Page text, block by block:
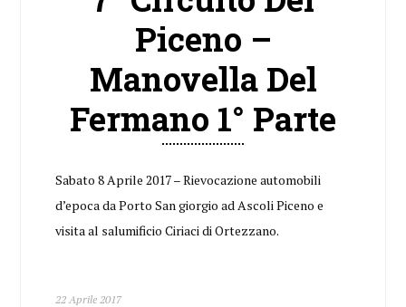
Piceno –
Manovella Del
Fermano 1° Parte
Sabato 8 Aprile 2017 – Rievocazione automobili
d’epoca da Porto San giorgio ad Ascoli Piceno e
visita al salumificio Ciriaci di Ortezzano.
22 Aprile 2017